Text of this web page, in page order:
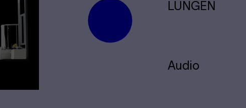
LUN­GEN
Audio